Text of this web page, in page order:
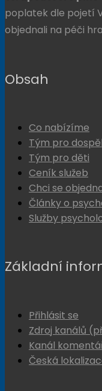
poplatek dle pojetí
objednali na péči
Obsah
Co nabízíme
Tým pro
Tým pro děti
Ceník služeb
Chci se
Články o
Služby
Základní
Přihlásit se
Zdroj kanálů
Kanál
Česká